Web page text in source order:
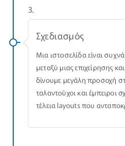
3.
Σχεδιασμός
Μια ιστοσελίδα είναι
μεταξύ μιας επιχείρησης
δίνουμε μεγάλη προσοχή
ταλαντούχοι και έμπειροι
τέλεια layouts που